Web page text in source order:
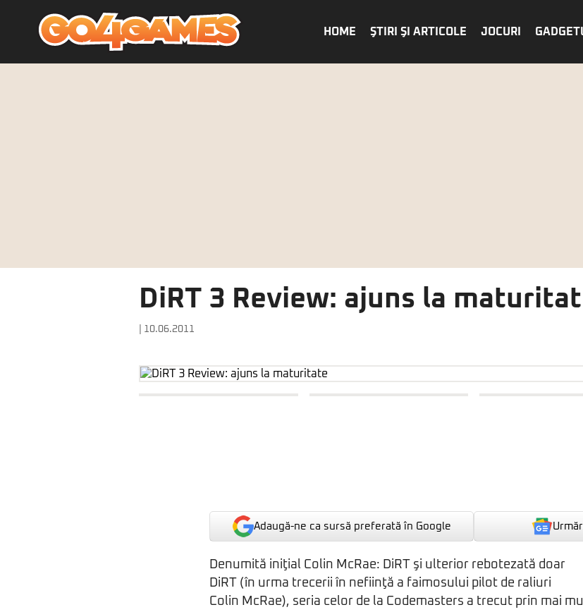
HOME ŞTIRI ŞI ARTICOLE JOCURI
DiRT 3 Review: ajuns la
| 10.06.2011
Adaugă-ne ca sursă preferată în Google
Denumită iniţial Colin McRae: DiRT şi ulterior rebotezată doar
DiRT (în urma trecerii în nefiinţă a faimosului pilot de raliuri
Colin McRae), seria celor de la Codemasters a trecut prin mai